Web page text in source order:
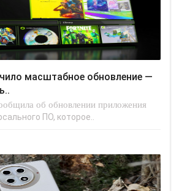
об обновлении приложения
ПО, которое..